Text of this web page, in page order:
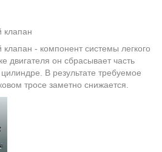
клапан
- компонент системы легкого
двигателя он сбрасывает часть
В результате требуемое
тросе заметно снижается.